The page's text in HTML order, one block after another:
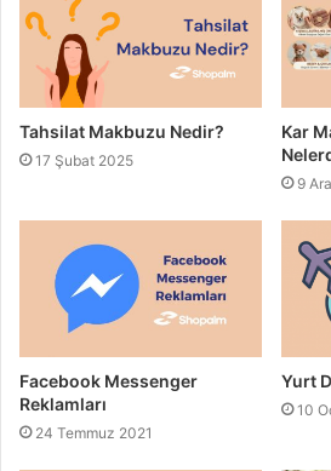
Tahsilat Makbuzu Nedir?
17 Şubat 2025
Kar
9
Facebook Messenger
Reklamları
24 Temmuz 2021
Yurt
10